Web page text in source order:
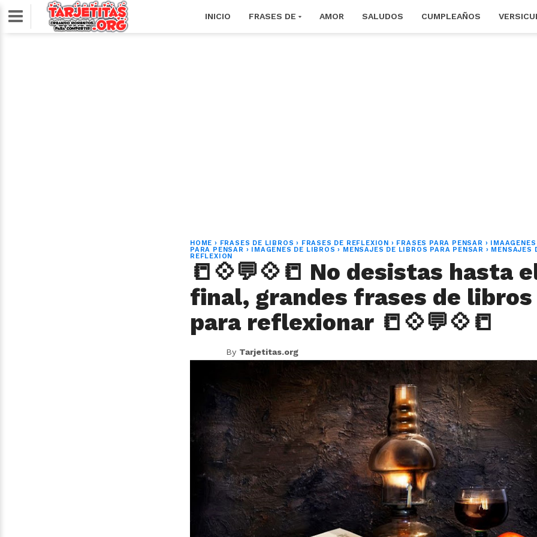
INICIO FRASES DE AMOR SALUDOS CUMPLEAÑOS
HOME › FRASES DE LIBROS › FRASES DE REFLEXION › FRASES PARA PENSAR ›
IMAAGENES
PARA PENSAR › IMAGENES DE LIBROS › MENSAJES DE LIBROS PARA PENSAR › MENSAJES
REFLEXION
📒💠💬💠📒 No desistas hasta
final, grandes frases de libros
para reflexionar 📒💠💬💠📒
By Tarjetitas.org